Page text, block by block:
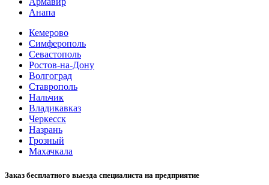
Анапа
Кемерово
Симферополь
Севастополь
Ростов-на-Дону
Волгоград
Ставрополь
Нальчик
Владикавказ
Черкесск
Назрань
Грозный
Махачкала
Заказ бесплатного выезда специалиста на предприятие